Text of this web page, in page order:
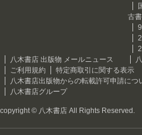
古
八木書店 出版物 メールニュース
ご利用規約
特定商取引に関する表示
八木書店出版物からの転載許可申請につ
八木書店グループ
copyright © 八木書店 All Rights Reserved.